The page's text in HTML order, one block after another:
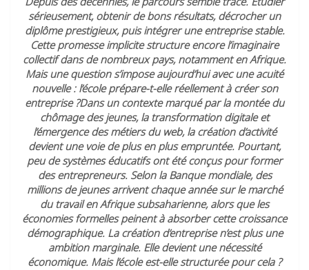
sérieusement, obtenir de bons résultats, décrocher un
diplôme prestigieux, puis intégrer une entreprise stable.
Cette promesse implicite structure encore l’imaginaire
collectif dans de nombreux pays, notamment en Afrique.
Mais une question s’impose aujourd’hui avec une acuité
nouvelle : l’école prépare-t-elle réellement à créer son
entreprise ?Dans un contexte marqué par la montée du
chômage des jeunes, la transformation digitale et
l’émergence des métiers du web, la création d’activité
devient une voie de plus en plus empruntée. Pourtant,
peu de systèmes éducatifs ont été conçus pour former
des entrepreneurs. Selon la Banque mondiale, des
millions de jeunes arrivent chaque année sur le marché
du travail en Afrique subsaharienne, alors que les
économies formelles peinent à absorber cette croissance
démographique. La création d’entreprise n’est plus une
ambition marginale. Elle devient une nécessité
économique. Mais l’école est-elle structurée pour cela ?